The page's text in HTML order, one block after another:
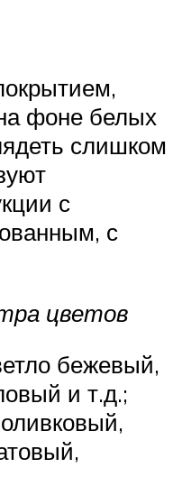
фоне белых
слишком
с
с
цветов
бежевый,
и т.д.;